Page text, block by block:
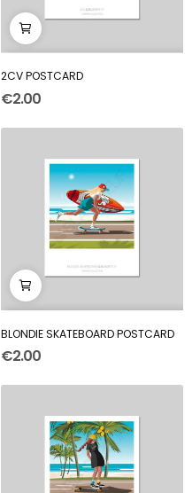
2CV POSTCARD
€2.00
BLONDIE SKATEBOARD POSTCARD
€2.00